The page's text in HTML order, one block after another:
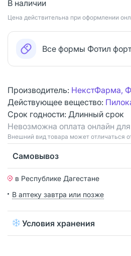
В наличии
Цена действительна при оформлении
Все формы Фотил
Производитель: НекстФарма,
Действующее вещество:
Срок годности: Длинный срок
Невозможна оплата онлайн
Bнешний вид товара может отличаться
Самовывоз
в Республике Дагестане
В аптеку завтра или позже
Условия хранения